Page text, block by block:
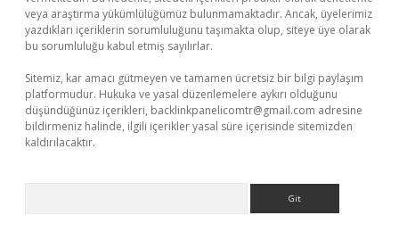
veya araştırma yükümlülüğümüz bulunmamaktadır. Ancak, üyelerimiz
yazdıkları içeriklerin sorumluluğunu taşımakta olup, siteye üye olarak
bu sorumluluğu kabul etmiş sayılırlar.
Sitemiz, kar amacı gütmeyen ve tamamen ücretsiz bir bilgi paylaşım
platformudur. Hukuka ve yasal düzenlemelere aykırı olduğunu
düşündüğünüz içerikleri, backlinkpanelicomtr@gmail.com adresine
bildirmeniz halinde, ilgili içerikler yasal süre içerisinde sitemizden
kaldırılacaktır.